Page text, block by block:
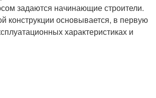
задаются начинающие строители.
конструкции основывается, в первую
характеристиках и